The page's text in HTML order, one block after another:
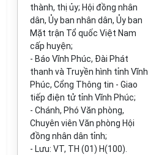
thành, thị ủy; Hội đồng nhân
dân, Ủy ban nhân dân, Ủy ban
Mặt trận Tổ quốc Việt Nam
cấp huyện;
- Báo Vĩnh Phúc, Đài Phát
thanh và Truyền hình tỉnh Vĩnh
Phúc, Cổng Thông tin - Giao
tiếp điện tử tỉnh Vĩnh Phúc;
- Chánh, Phó Văn phòng,
Chuyên viên Văn phòng Hội
đồng nhân dân tỉnh;
- Lưu: VT, TH (01) H(100).